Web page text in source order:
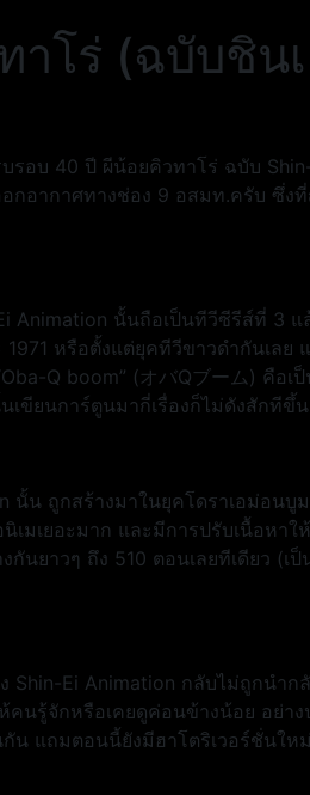
โร่ (ฉบับชิน
รอบ 40 ปี ผีน้อยคิวทาโร่ ฉบับ
อกอากาศทางช่อง 9 อสมท.ครับ ซึ่
Animation นั้นถือเป็นทีวีซีรีส์ที่ 3
หรือตั้งแต่ยุคทีวีขาวดำกันเลย
Q boom” (オバQブーム) คือ
เขียนการ์ตูนมากี่เรื่องก็ไม่ดังสักทีขึ้
นั้น ถูกสร้างมาในยุคโดราเอม่อนบู
เมเยอะมาก และมีการปรับเนื้อหา
กันยาวๆ ถึง 510 ตอนเลยทีเดียว (เ
Shin-Ei Animation กลับไม่ถูกนำ
คนรู้จักหรือเคยดูค่อนข้างน้อย อย่า
น แถมตอนนี้ยังมีฮาโตริเวอร์ชั่นใ